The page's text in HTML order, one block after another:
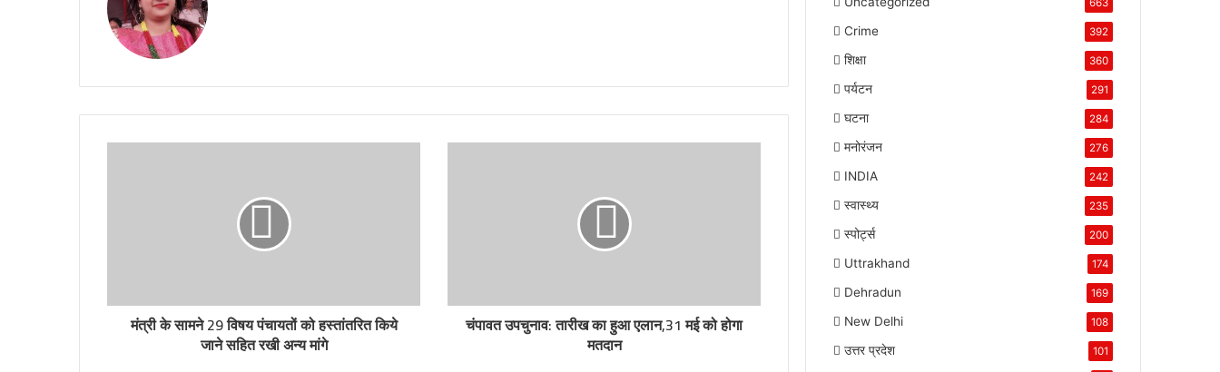
मंत्री के सामने 29 विषय पंचायतों को हस्तांतरित किये
जाने सहित रखी अन्य मांगे
चंपावत उपचुनाव: तारीख का हुआ एलान,31 मई को होगा
मतदान
663
Crime 392
शिक्षा 360
पर्यटन 291
घटना 284
मनोरंजन 276
INDIA 242
स्वास्थ्य 235
स्पोर्ट्स 200
Uttrakhand 174
Dehradun 169
New Delhi 108
उत्तर प्रदेश 101